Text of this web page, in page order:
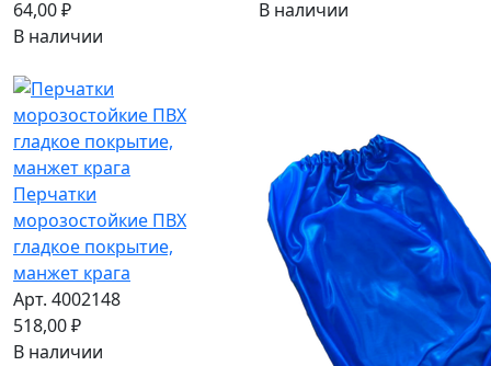
64,00 ₽
В наличии
В наличии
Перчатки
морозостойкие ПВХ
гладкое покрытие,
манжет крага
Арт. 4002148
518,00 ₽
В наличии